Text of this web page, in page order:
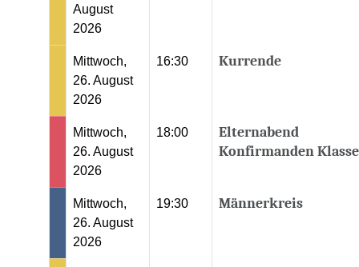
August
2026
Mittwoch,
26. August
2026
16:30 Kurrende
Mittwoch,
26. August
2026
18:00
Elternabend
Konfirmanden
Mittwoch,
26. August
2026
19:30 Männerkreis